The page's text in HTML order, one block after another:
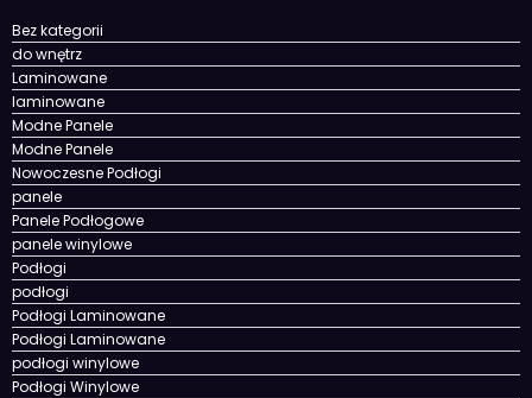
Bez kategorii
do wnętrz
Laminowane
laminowane
Modne Panele
Modne Panele
Nowoczesne Podłogi
panele
Panele Podłogowe
panele winylowe
Podłogi
podłogi
Podłogi Laminowane
Podłogi Laminowane
podłogi winylowe
Podłogi Winylowe